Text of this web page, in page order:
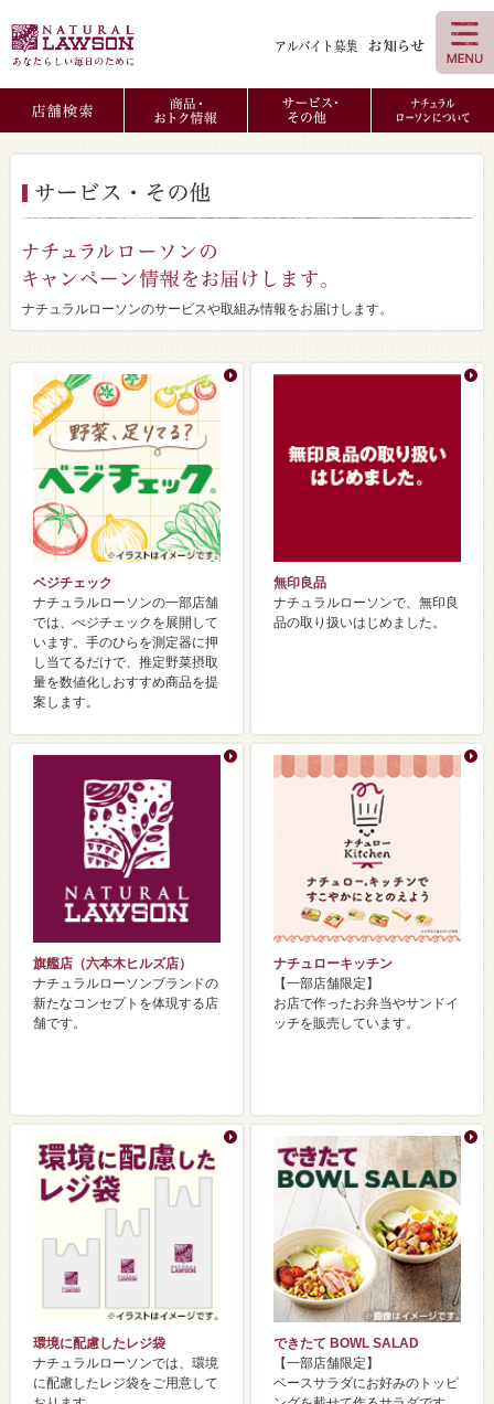
ナチュラルローソンのサービスや取組み情報をお届けします。
ベジチェック
ナチュラルローソンの一部店舗
では、べジチェックを展開して
います。手のひらを測定器に押
し当てるだけで、推定野菜摂取
量を数値化しおすすめ商品を提
案します。
無印良品
ナチュラルローソンで、無印良
品の取り扱いはじめました。
旗艦店（六本木ヒルズ店）​
ナチュラルローソンブランドの
新たなコンセプトを体現する店
舗です。​
ナチュローキッチン
【一部店舗限定】
お店で作ったお弁当やサンドイ
ッチを販売しています。
環境に配慮したレジ袋
ナチュラルローソンでは、環境
に配慮したレジ袋をご用意して
できたて BOWL SALAD
【一部店舗限定】
ベースサラダにお好みのトッピ